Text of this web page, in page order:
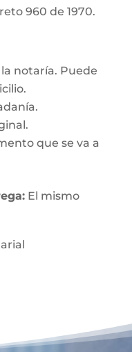
960 de 1970.
notaría. Puede
que se va a
El mismo